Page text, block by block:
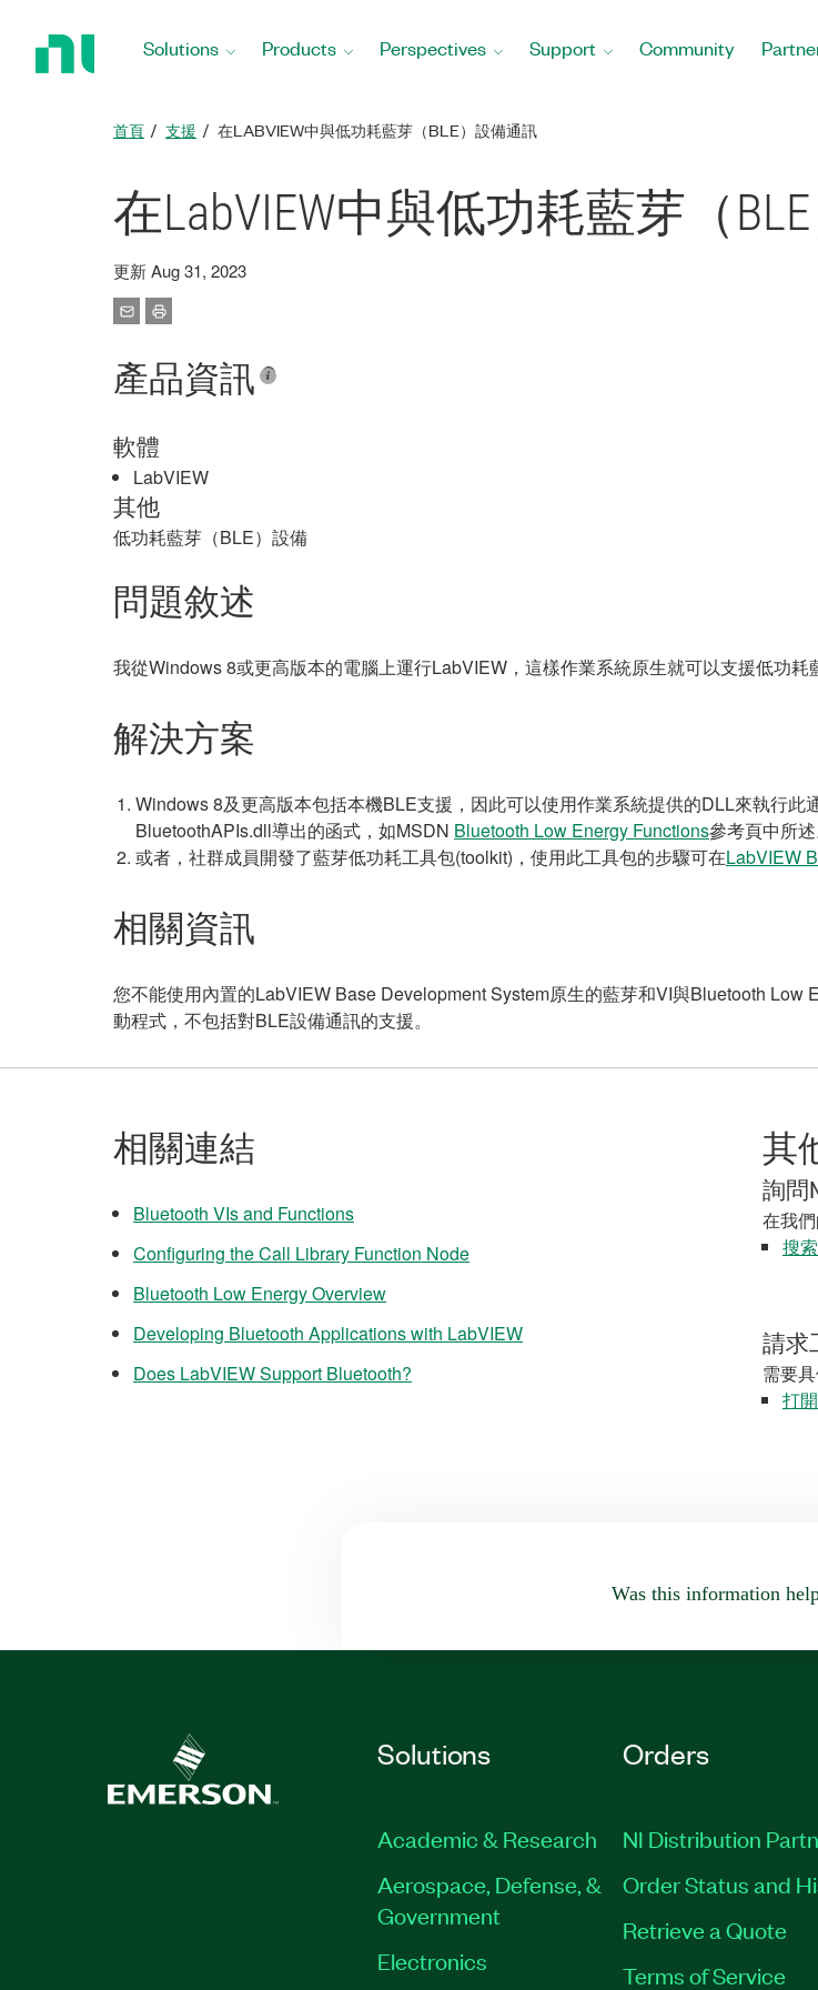
Solutions Products Perspectives Support Community
首頁 支援 在LABVIEW中與低功耗藍芽（BLE）設備通訊
在LabVIEW中與低功耗藍芽（
更新 Aug 31, 2023
產品資訊
軟體
LabVIEW
其他
低功耗藍芽（BLE）設備
問題敘述
我從Windows 8或更高版本的電腦上運行LabVIEW，這樣作業系統原生就可以支援低功
解決方案
Windows 8及更高版本包括本機BLE支援，因此可以使用作業系統提供的DLL來執行
BluetoothAPIs.dll導出的函式，如MSDN Bluetooth Low Energy Functions參考頁中所述
或者，社群成員開發了藍芽低功耗工具包(toolkit)，使用此工具包的步驟可在LabVIEW
相關資訊
您不能使用內置的LabVIEW Base Development System原生的藍芽和VI與Bluetooth
動程式，不包括對BLE設備通訊的支援。
相關連結
Bluetooth VIs and Functions
Configuring the Call Library Function Node
Bluetooth Low Energy Overview
Developing Bluetooth Applications with LabVIEW
Does LabVIEW Support Bluetooth?
其
詢問
在我
搜
請求
需要
打
Was this information
Solutions
Academic & Research
Aerospace, Defense, &
Government
Electronics
Orders
NI Distribution
Order Status and
Retrieve a Quote
Terms of Service